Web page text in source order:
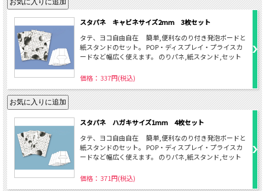
スタパネ キャビネサイズ2mm 3枚セット
タテ、ヨコ自由自在 簡単,便利なのり付き発泡ボードと
紙スタンドのセット。 POP・ディスプレイ・プライスカ
ードなど幅広く使えます。 のりパネ,紙スタンド,セット
価格： 337円(税込)
スタパネ ハガキサイズ1mm 4枚セット
タテ、ヨコ自由自在 簡単,便利なのり付き発泡ボードと
紙スタンドのセット。 POP・ディスプレイ・プライスカ
ードなど幅広く使えます。 のりパネ,紙スタンド,セット
価格： 371円(税込)